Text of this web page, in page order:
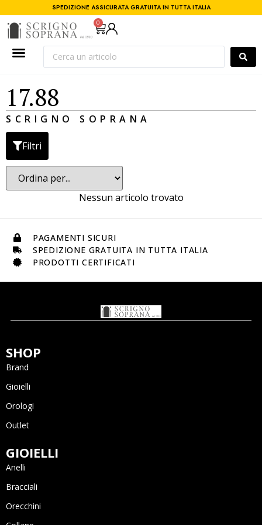
SPEDIZIONE ASSICURATA GRATUITA IN TUTTA ITALIA
0
17.88
SCRIGNO SOPRANA
Filtri
Nessun articolo trovato
PAGAMENTI SICURI
SPEDIZIONE GRATUITA IN TUTTA ITALIA
PRODOTTI CERTIFICATI
SHOP
Brand
Gioielli
Orologi
Outlet
GIOIELLI
Anelli
Bracciali
Orecchini